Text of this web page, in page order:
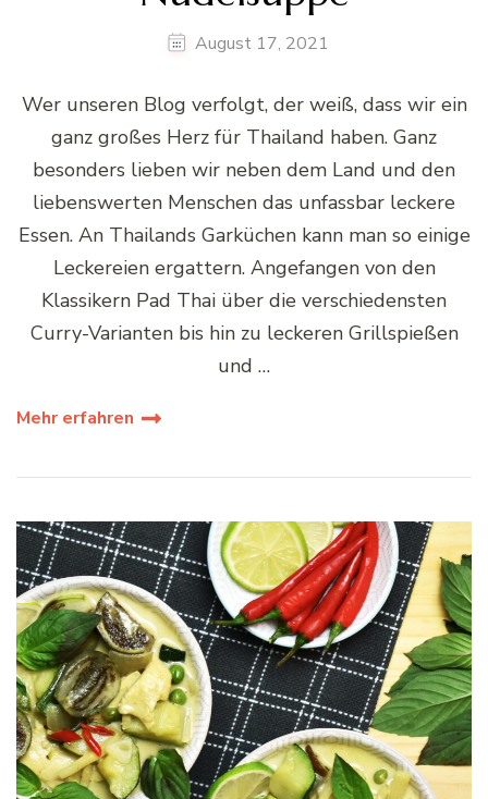
August 17, 2021
Wer unseren Blog verfolgt, der weiß, dass wir ein
ganz großes Herz für Thailand haben. Ganz
besonders lieben wir neben dem Land und den
liebenswerten Menschen das unfassbar leckere
Essen. An Thailands Garküchen kann man so einige
Leckereien ergattern. Angefangen von den
Klassikern Pad Thai über die verschiedensten
Curry-Varianten bis hin zu leckeren Grillspießen
und …
Mehr erfahren